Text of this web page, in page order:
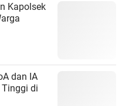
Kapolsek
dan IA
di